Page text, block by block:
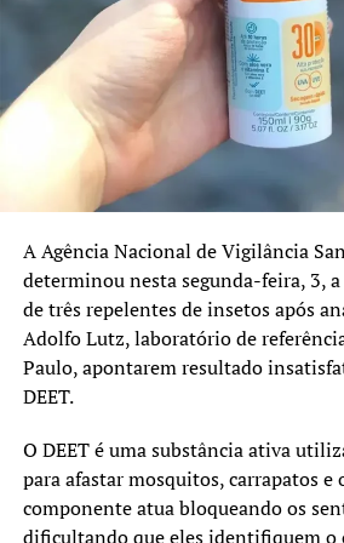
outros ainda apresentam índices
recomendados.
No Rio Grande do Sul, as coberturas
Pentavalente: 91%
Pneumocócica: 96%
Tríplice Viral: 95%
HPV e sarampo recebem
Além da atualização das vacinas de
HPV e o sarampo.
O prazo da estratégia extraordinária
A Agência Nacional de Vigilância
determinou nesta segunda-feira, 3,
de três repelentes de insetos após
Adolfo Lutz, laboratório de
Paulo, apontarem resultado
DEET.
O DEET é uma substância ativa
para afastar mosquitos, carrapatos e
componente atua bloqueando os
dificultando que eles identifiquem o